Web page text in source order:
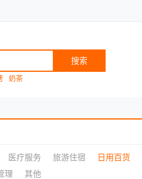
搜索
奶茶
医疗服务 旅游住宿 日用百货
理 其他